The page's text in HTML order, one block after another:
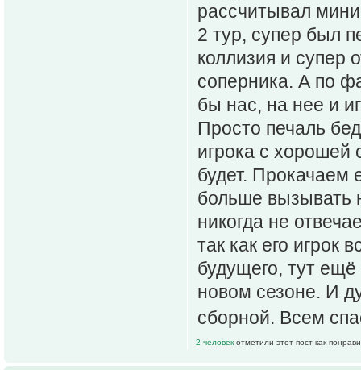
рассчитывал
2 тур, супер был
коллизия и супер
соперника. А по
бы нас, на нее и
Просто печаль
игрока с
будет. Прокачаем
больше вызывать
никогда не
так как его игрок
будущего, тут
новом сезоне. И
сборной. Всем
2 человек отметили этот пост как